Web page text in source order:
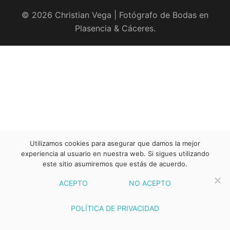
© 2026 Christian Vega | Fotógrafo de Bodas en
Plasencia & Cáceres.
Utilizamos cookies para asegurar que damos la mejor
experiencia al usuario en nuestra web. Si sigues utilizando
este sitio asumiremos que estás de acuerdo.
ACEPTO NO ACEPTO
POLÍTICA DE PRIVACIDAD